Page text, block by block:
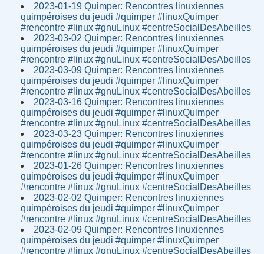
2023-01-19 Quimper: Rencontres linuxiennes
quimpéroises du jeudi #quimper #linuxQuimper
#rencontre #linux #gnuLinux #centreSocialDesAbeilles
2023-03-02 Quimper: Rencontres linuxiennes
quimpéroises du jeudi #quimper #linuxQuimper
#rencontre #linux #gnuLinux #centreSocialDesAbeilles
2023-03-09 Quimper: Rencontres linuxiennes
quimpéroises du jeudi #quimper #linuxQuimper
#rencontre #linux #gnuLinux #centreSocialDesAbeilles
2023-03-16 Quimper: Rencontres linuxiennes
quimpéroises du jeudi #quimper #linuxQuimper
#rencontre #linux #gnuLinux #centreSocialDesAbeilles
2023-03-23 Quimper: Rencontres linuxiennes
quimpéroises du jeudi #quimper #linuxQuimper
#rencontre #linux #gnuLinux #centreSocialDesAbeilles
2023-01-26 Quimper: Rencontres linuxiennes
quimpéroises du jeudi #quimper #linuxQuimper
#rencontre #linux #gnuLinux #centreSocialDesAbeilles
2023-02-02 Quimper: Rencontres linuxiennes
quimpéroises du jeudi #quimper #linuxQuimper
#rencontre #linux #gnuLinux #centreSocialDesAbeilles
2023-02-09 Quimper: Rencontres linuxiennes
quimpéroises du jeudi #quimper #linuxQuimper
#rencontre #linux #gnuLinux #centreSocialDesAbeilles